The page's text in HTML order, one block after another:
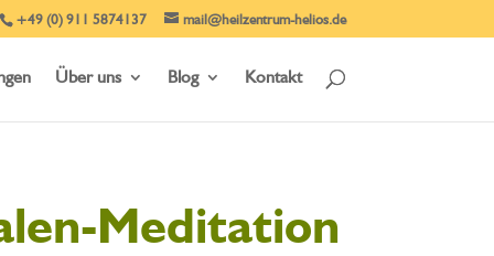
+49 (0) 911 5874137 mail@heilzentrum-helios.de
Über uns Blog Kontakt
Meditation